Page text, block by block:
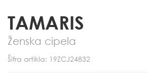
TAMARIS
Ženska cipela
Šifra artikla: 19ZCJ24832